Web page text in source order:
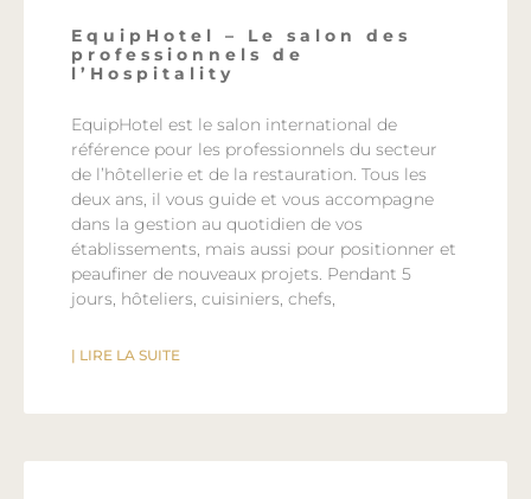
EquipHotel – Le salon des
professionnels de
l’Hospitality
EquipHotel est le salon international de
référence pour les professionnels du secteur
de l’hôtellerie et de la restauration. Tous les
deux ans, il vous guide et vous accompagne
dans la gestion au quotidien de vos
établissements, mais aussi pour positionner et
peaufiner de nouveaux projets. Pendant 5
jours, hôteliers, cuisiniers, chefs,
| LIRE LA SUITE